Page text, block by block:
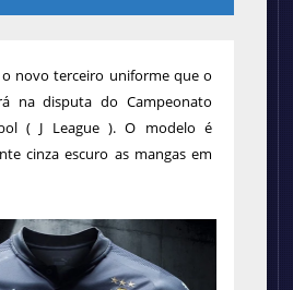
novo terceiro uniforme que o
na disputa do Campeonato
( J League ). O modelo é
cinza escuro as mangas em